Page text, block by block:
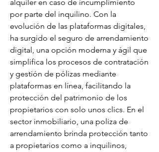
alquiler en caso de incumplimiento
por parte del inquilino. Con la
evolución de las plataformas digitales,
ha surgido el seguro de arrendamiento
digital, una opción moderna y ágil que
simplifica los procesos de contratación
y gestión de pólizas mediante
plataformas en línea, facilitando la
protección del patrimonio de los
propietarios con solo unos clics. En el
sector inmobiliario, una poliza de
arrendamiento brinda protección tanto
a propietarios como a inquilinos,